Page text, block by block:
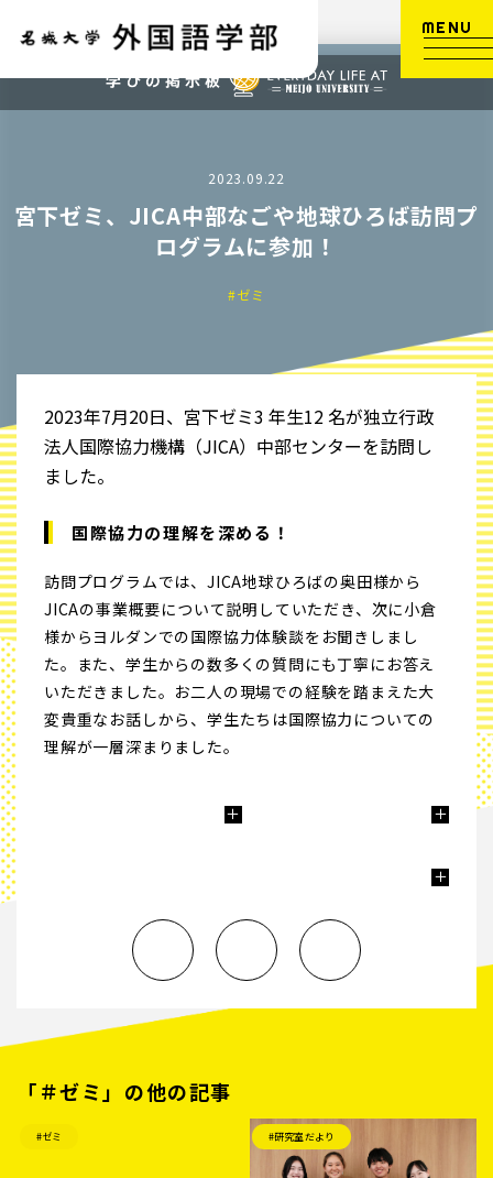
MENU
2023.09.22
宮下ゼミ、JICA中部なごや地球ひろば訪問プ
ログラムに参加！
#ゼミ
2023年7⽉20⽇、宮下ゼミ3 年⽣12 名が独⽴⾏政
法⼈国際協⼒機構（JICA）中部センターを訪問し
ました。
国際協力の理解を深める！
訪問プログラムでは、JICA地球ひろばの奥田様から
JICAの事業概要について説明していただき、次に小倉
様からヨルダンでの国際協力体験談をお聞きしまし
た。また、学生からの数多くの質問にも丁寧にお答え
いただきました。お二人の現場での経験を踏まえた大
変貴重なお話しから、学生たちは国際協力についての
理解が一層深まりました。
「＃ゼミ」の他の記事
#ゼミ #研究室だより